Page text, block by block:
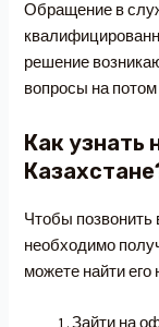
Обращение в
решение
вопросы на
Как узнать
Чтобы
необходимо
можете найти
Зайти на